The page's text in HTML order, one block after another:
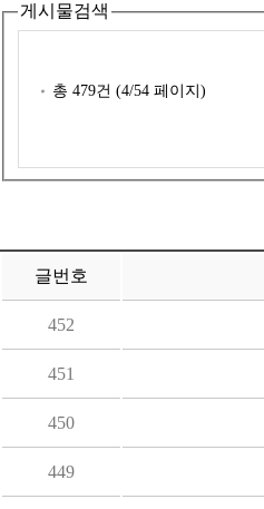
게시물검색
총 479건 (4/54 페이지)
글번호
452
451
450
449